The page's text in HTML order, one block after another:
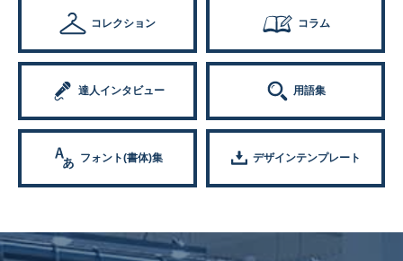
コレクション コラム
達人インタビュー 用語集
フォント(書体)集 デザインテンプレート